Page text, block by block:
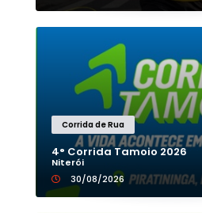
Corrida de Rua
4° Corrida Tamoio 2026
Niterói
30/08/2026